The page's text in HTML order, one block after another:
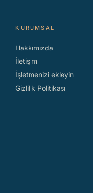
KURUMSAL
Hakkımızda
İletişim
İşletmenizi ekleyin
Gizlilik Politikası